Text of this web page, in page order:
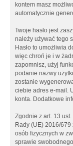
kontem masz
automatycznie
Twoje hasło jest
należy używać tego
Hasło to umożliwia
więc chroń je i w
zapomnisz, użyj
podanie nazwy
zostanie
ciebie adres e-mail.
konta. Dodatkowe
Zgodnie z art. 13
Rady (UE) 2016/
osób fizycznych w
sprawie